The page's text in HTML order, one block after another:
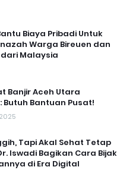
Biaya Pribadi Untuk
Warga Bireuen dan
Malaysia
Banjir Aceh Utara
Butuh Bantuan Pusat!
Tapi Akal Sehat Tetap
Iswadi Bagikan Cara Bijak
di Era Digital